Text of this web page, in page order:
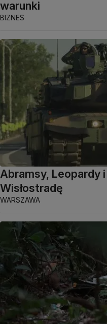
warunki
BIZNES
Abramsy, Leopardy
Wisłostradę
WARSZAWA